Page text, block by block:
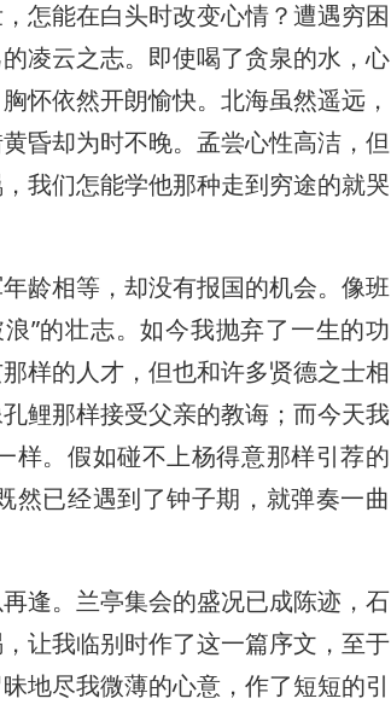
怎能在白头时改变心情？遭遇穷困
凌云之志。即使喝了贪泉的水，心
怀依然开朗愉快。北海虽然遥远，
昏却为时不晚。孟尝心性高洁，但
我们怎能学他那种走到穷途的就哭
龄相等，却没有报国的机会。像班
”的壮志。如今我抛弃了一生的功
样的人才，但也和许多贤德之士相
鲤那样接受父亲的教诲；而今天我
样。假如碰不上杨得意那样引荐的
然已经遇到了钟子期，就弹奏一曲
逢。兰亭集会的盛况已成陈迹，石
让我临别时作了这一篇序文，至于
地尽我微薄的心意，作了短短的引